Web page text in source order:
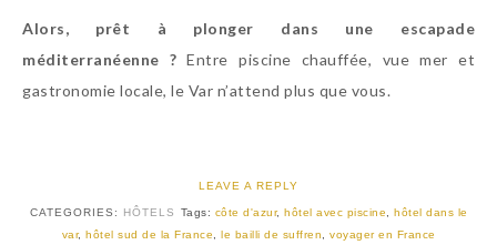
Alors, prêt à plonger dans une escapade
méditerranéenne ? Entre piscine chauffée, vue mer et
gastronomie locale, le Var n’attend plus que vous.
LEAVE A REPLY
CATEGORIES: HÔTELS Tags: côte d'azur, hôtel avec piscine, hôtel dans le
var, hôtel sud de la France, le bailli de suffren, voyager en France